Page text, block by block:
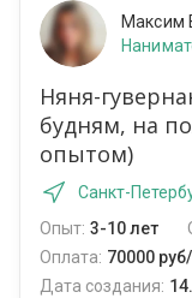
Максим
Няня-
будням, на
опытом)
Санкт-
Опыт: 3-10 лет
Оплата: 70000
Дата создания: